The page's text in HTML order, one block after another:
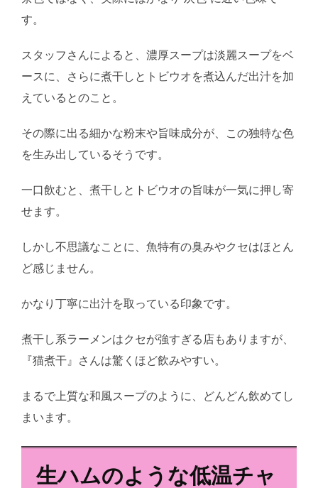
す。
スタッフさんによると、濃厚スープは淡麗スープをベ
ースに、さらに煮干しとトビウオを煮込んだ出汁を加
えているとのこと。
その際に出る細かな粉末や旨味成分が、この独特な色
を生み出しているそうです。
一口飲むと、煮干しとトビウオの旨味が一気に押し寄
せます。
しかし不思議なことに、魚特有の臭みやクセはほとん
ど感じません。
かなり丁寧に出汁を取っている印象です。
煮干し系ラーメンはクセが強すぎる店もありますが、
『猫煮干』さんは驚くほど飲みやすい。
まるで上質な和風スープのように、どんどん飲めてし
まいます。
生ハムのような低温チャ